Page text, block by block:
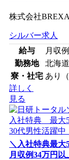
株式会社
シルバー求人
給与
月収例
勤務地
北海
寮・社宅 あり
詳しく
見る
＼入社特典最大
月収例34万円以